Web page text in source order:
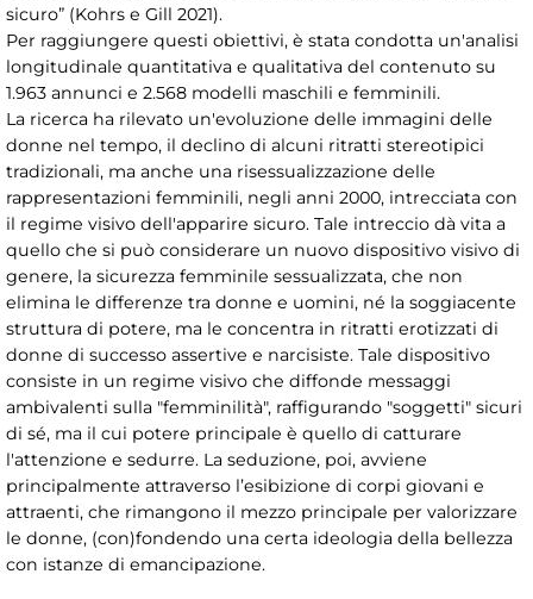
sicuro” (Kohrs e Gill 2021).
Per raggiungere questi obiettivi, è stata condotta un'analisi
longitudinale quantitativa e qualitativa del contenuto su
1.963 annunci e 2.568 modelli maschili e femminili.
La ricerca ha rilevato un'evoluzione delle immagini delle
donne nel tempo, il declino di alcuni ritratti stereotipici
tradizionali, ma anche una risessualizzazione delle
rappresentazioni femminili, negli anni 2000, intrecciata con
il regime visivo dell'apparire sicuro. Tale intreccio dà vita a
quello che si può considerare un nuovo dispositivo visivo di
genere, la sicurezza femminile sessualizzata, che non
elimina le differenze tra donne e uomini, né la soggiacente
struttura di potere, ma le concentra in ritratti erotizzati di
donne di successo assertive e narcisiste. Tale dispositivo
consiste in un regime visivo che diffonde messaggi
ambivalenti sulla "femminilità", raffigurando "soggetti" sicuri
di sé, ma il cui potere principale è quello di catturare
l'attenzione e sedurre. La seduzione, poi, avviene
principalmente attraverso l’esibizione di corpi giovani e
attraenti, che rimangono il mezzo principale per valorizzare
le donne, (con)fondendo una certa ideologia della bellezza
con istanze di emancipazione.